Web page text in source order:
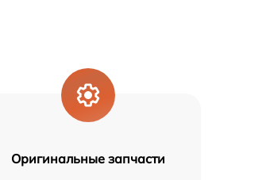
Оригинальные запчасти